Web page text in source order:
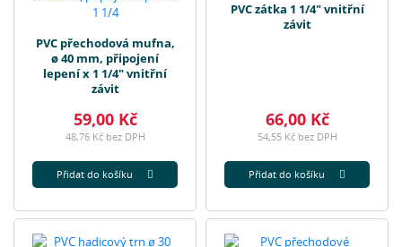
PVC přechodová mufna,
ø 40 mm, připojení
lepení x 1 1/4" vnitřní
závit
59,00 Kč
48,76 Kč bez DPH
Přidat do košíku
PVC zátka 1 1/4" vnitřní
závit
66,00 Kč
54,55 Kč bez DPH
Přidat do košíku